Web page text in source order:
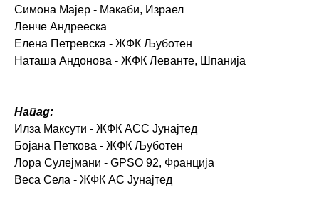
Симона Мајер - Макаби, Израел
Ленче Андрееска
Елена Петревска - ЖФК Љуботен
Наташа Андонова - ЖФК Леванте, Шпанија
Напад:
Илза Максути - ЖФК АСС Јунајтед
Бојана Петкова - ЖФК Љуботен
Лора Сулејмани - GPSO 92, Франција
Веса Села - ЖФК АС Јунајтед